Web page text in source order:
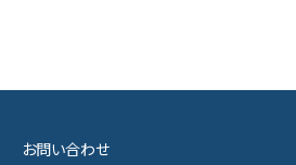
お問い合わせ